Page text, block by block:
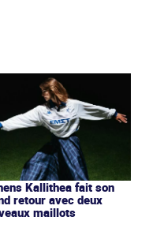
Kallithea fait son
retour avec deux
maillots